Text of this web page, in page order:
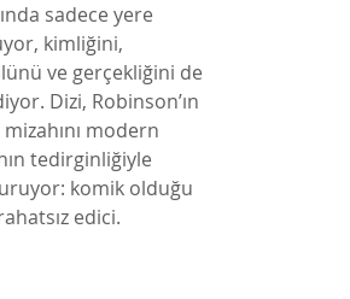
sadece yere
kimliğini,
ve gerçekliğini de
Dizi, Robinson’ın
modern
tedirginliğiyle
komik olduğu
edici.